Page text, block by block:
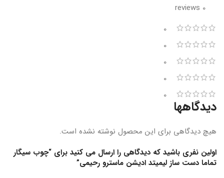
0 reviews
0
0
0
0
0
دیدگاهها
هیچ دیدگاهی برای این محصول نوشته نشده است.
اولین نفری باشید که دیدگاهی را ارسال می کنید برای “چوب سیگار
تماما دست ساز لیمیتد ادیشن ماسترو رحیمی”